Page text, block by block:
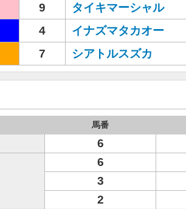
9 タイキマーシャル
4 イナズマタカオー
7 シアトルスズカ
馬番
6
6
3
2